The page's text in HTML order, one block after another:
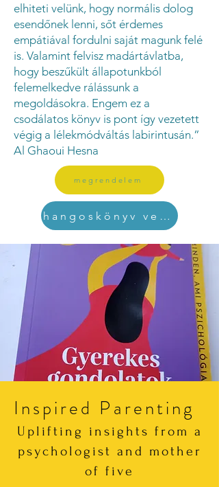
elhiteti velünk, hogy normális dolog
esendőnek lenni, sőt érdemes
empátiával fordulni saját magunk felé
is. Valamint felvisz madártávlatba,
hogy beszűkült állapotunkból
felemelkedve rálássunk a
megoldásokra. Engem ez a
csodálatos könyv is pont így vezetett
végig a lélekmódváltás labirintusán.”
Al Ghaoui Hesna
megrendelem
hangoskönyv verzió
Inspired Parenting
Uplifting insights from a
psychologist and mother
of five